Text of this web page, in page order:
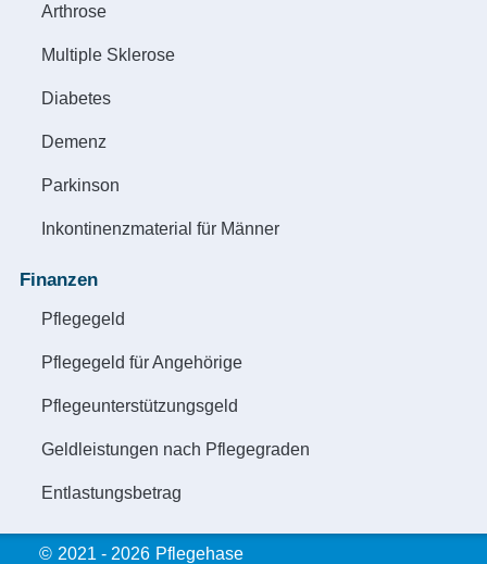
Arthrose
Multiple Sklerose
Diabetes
Demenz
Parkinson
Inkontinenzmaterial für Männer
Finanzen
Pflegegeld
Pflegegeld für Angehörige
Pflegeunterstützungsgeld
Geldleistungen nach Pflegegraden
Entlastungsbetrag
© 2021 - 2026 Pflegehase